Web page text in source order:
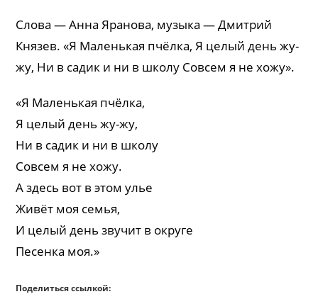
Слова — Анна Яранова, музыка — Дмитрий
Князев. «Я Маленькая пчёлка, Я целый день жу-
жу, Ни в садик и ни в школу Совсем я не хожу».
«Я Маленькая пчёлка,
Я целый день жу-жу,
Ни в садик и ни в школу
Совсем я не хожу.
А здесь вот в этом улье
Живёт моя семья,
И целый день звучит в округе
Песенка моя.»
Поделиться ссылкой: